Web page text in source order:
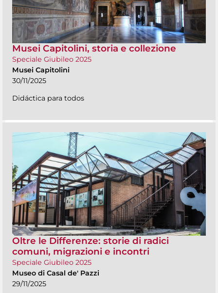
Musei Capitolini, storia e collezione
Speciale Giubileo 2025
Musei Capitolini
30/11/2025
Didáctica para todos
Oltre le Differenze: storie di radici
comuni, migrazioni e incontri
Speciale Giubileo 2025
Museo di Casal de' Pazzi
29/11/2025